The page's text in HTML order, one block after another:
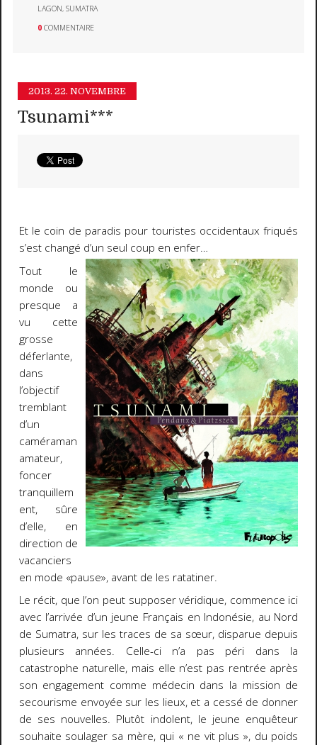
LAGON,SUMATRA
0 COMMENTAIRE
2013. 22. NOVEMBRE
Tsunami***
Et le coin de paradis pour touristes occidentaux friqués
s’est changé d’un seul coup en enfer…
Tout le
monde ou
presque a
vu cette
grosse
déferlante,
dans
l’objectif
tremblant
d’un
caméraman
amateur,
foncer
tranquillem
ent, sûre
d’elle, en
direction de
vacanciers
en mode «pause», avant de les ratatiner.
Le récit, que l’on peut supposer véridique, commence ici
avec l’arrivée d’un jeune Français en Indonésie, au Nord
de Sumatra, sur les traces de sa sœur, disparue depuis
plusieurs années. Celle-ci n’a pas péri dans la
catastrophe naturelle, mais elle n’est pas rentrée après
son engagement comme médecin dans la mission de
secourisme envoyée sur les lieux, et a cessé de donner
de ses nouvelles. Plutôt indolent, le jeune enquêteur
souhaite soulager sa mère, qui « ne vit plus », du poids